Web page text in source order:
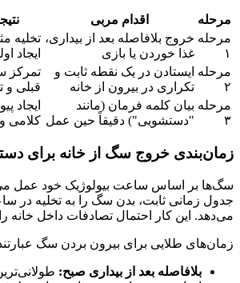
مرحله اقدام مربی
مرحله
۱
خروج بلافاصله بعد از بیداری،
غذا خوردن یا بازی
تخلیه
ایجاد
مرحله
۲
ایستادن در یک نقطه ثابت و
تکراری در بیرون از خانه
تمرکز
قبلی و
مرحله
۳
بیان کلمه فرمان (مانند
"دستشویی") دقیقاً حین عمل
ایجاد
کلامی
زمان‌بندی خروج سگ از خانه برای
سگ‌ها بر اساس ساعت بیولوژیک خود عمل
جدول زمانی ثابت، بدن سگ را به تخلیه
می‌دهد. این کار احتمال تصادفات داخل خانه
زمان‌های طلایی برای بیرون بردن سگ
بلافاصله بعد از بیداری صبح: